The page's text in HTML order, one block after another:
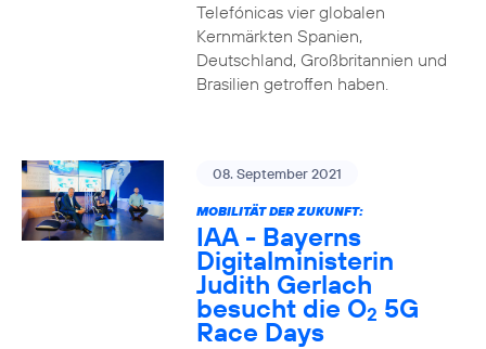
Telefónicas vier globalen
Kernmärkten Spanien,
Deutschland, Großbritannien und
Brasilien getroffen haben.
08. September 2021
MOBILITÄT DER ZUKUNFT:
IAA - Bayerns
Digitalministerin
Judith Gerlach
besucht die O2 5G
Race Days